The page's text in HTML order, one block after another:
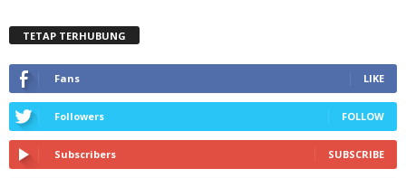
TETAP TERHUBUNG
Fans LIKE
Followers FOLLOW
Subscribers SUBSCRIBE